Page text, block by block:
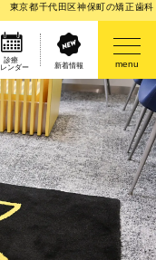
京都千代田区神保町の矯正歯科
診療
ンダー
新着情報 menu